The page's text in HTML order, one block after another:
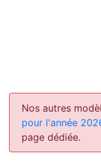
Nos autres
pour l'année
page dédiée.